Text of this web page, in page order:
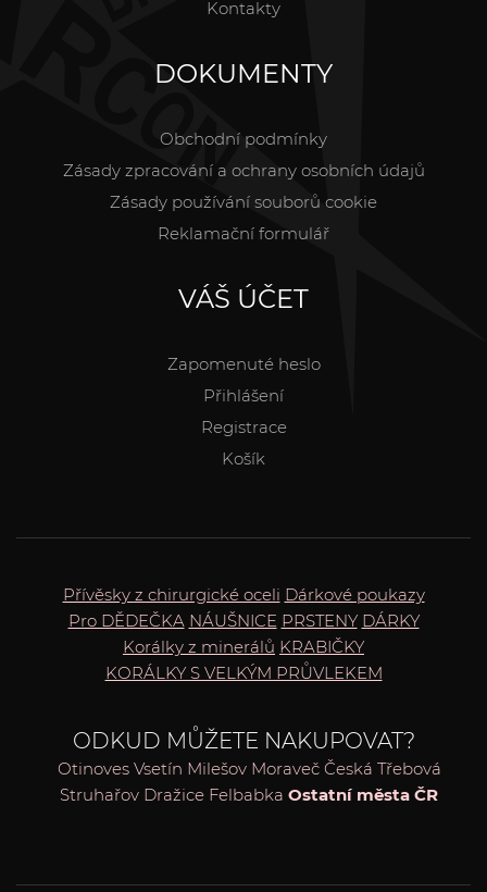
Kontakty
DOKUMENTY
Obchodní podmínky
Zásady zpracování a ochrany osobních údajů
Zásady používání souborů cookie
Reklamační formulář
VÁŠ ÚČET
Zapomenuté heslo
Přihlášení
Registrace
Košík
Přívěsky z chirurgické oceli Dárkové poukazy
Pro DĚDEČKA NÁUŠNICE PRSTENY DÁRKY
Korálky z minerálů KRABIČKY
KORÁLKY S VELKÝM PRŮVLEKEM
ODKUD MŮŽETE NAKUPOVAT?
Otinoves Vsetín Milešov Moraveč Česká Třebová
Struhařov Dražice Felbabka Ostatní města ČR